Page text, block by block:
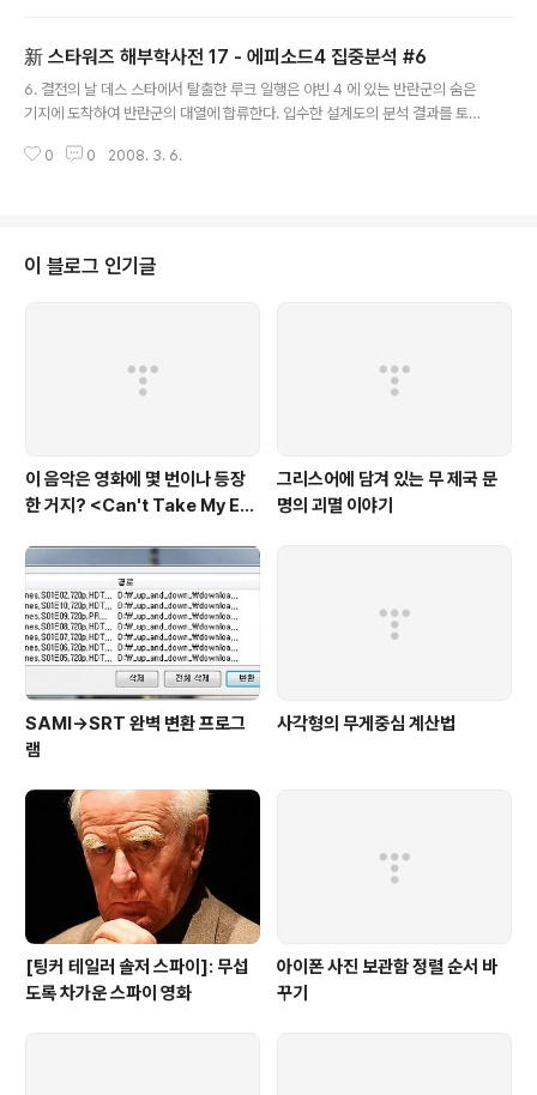
사회가 열리게 된다. 두 시간이 넘도록 울고 웃으며 영화와 함께 호흡했던 관객
들은 영화가 끝남과 동시에 일제히 자리를 박차고 일어나 기립박수를 보냈다.
관객들 중 한 남자가 벅차오르는 감격을 이기지 못하고 큰 목소리로 이렇게 외
新 스타워즈 해부학사전 17 - 에피소드4 집중분석 #6
6. 결전의 날 데스 스타에서 탈출한 루크 일행은 야빈 4 에 있는 반란군의 숨은
기지에 도착하여 반란군의 대열에 합류한다. 입수한 설계도의 분석 결과를 토대
인 데스 스타 공략에 나서게 된다. 그러나 제국군은 막강한 화력을 앞세워 반란
성공하여 반란군은 제국을 상대로 한 첫 번째 대규모의 승리를 거두게 된다. 루
크를 요격하기 위해 타이기를 타고 출격한 다스 베이더는 가까스로 탈출하게 된
0 0 2008. 3. 6.
이 블로그 인기글
이 음악은 영화에 몇 번이나 등장
한 거지? <Can't Take My Eye
그리스어에 담겨 있는 무 제국 문
명의 괴멸 이야기
SAMI→SRT 완벽 변환 프로그
램
사각형의 무게중심 계산법
[팅커 테일러 솔저 스파이]: 무섭
도록 차가운 스파이 영화
아이폰 사진 보관함 정렬 순서 바
꾸기